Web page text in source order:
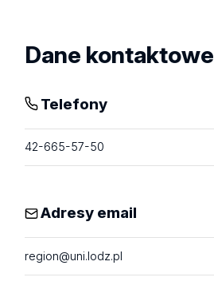
Dane kontaktowe
Telefony
42-665-57-50
Adresy email
region@uni.lodz.pl